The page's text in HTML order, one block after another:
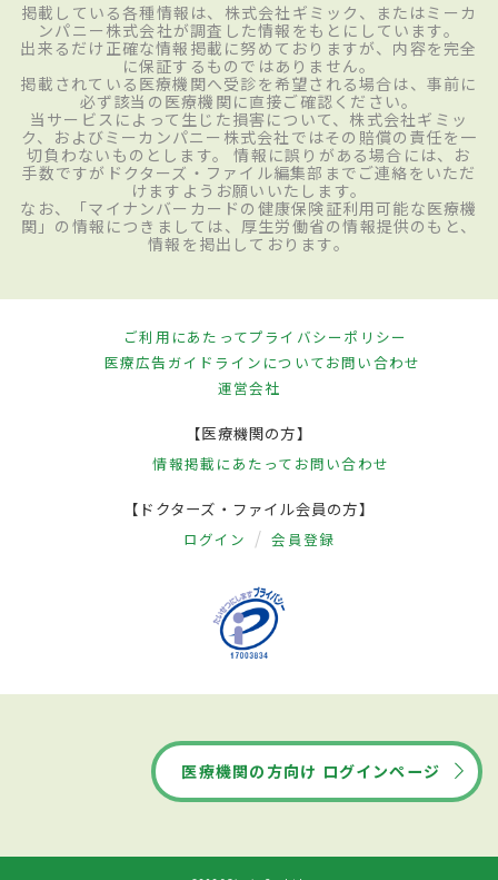
掲載している各種情報は、株式会社ギミック、またはミーカ
ンパニー株式会社が調査した情報をもとにしています。
出来るだけ正確な情報掲載に努めておりますが、内容を完全
に保証するものではありません。
掲載されている医療機関へ受診を希望される場合は、事前に
必ず該当の医療機関に直接ご確認ください。
当サービスによって生じた損害について、株式会社ギミッ
ク、およびミーカンパニー株式会社ではその賠償の責任を一
切負わないものとします。 情報に誤りがある場合には、お
手数ですがドクターズ・ファイル編集部までご連絡をいただ
けますようお願いいたします。
なお、「マイナンバーカードの健康保険証利用可能な医療機
関」の情報につきましては、厚生労働省の情報提供のもと、
情報を掲出しております。
ご利用にあたってプライバシーポリシー
医療広告ガイドラインについてお問い合わせ
運営会社
【医療機関の方】
情報掲載にあたって お問い合わせ
【ドクターズ・ファイル会員の方】
ログイン 会員登録
医療機関の方向け ログインページ